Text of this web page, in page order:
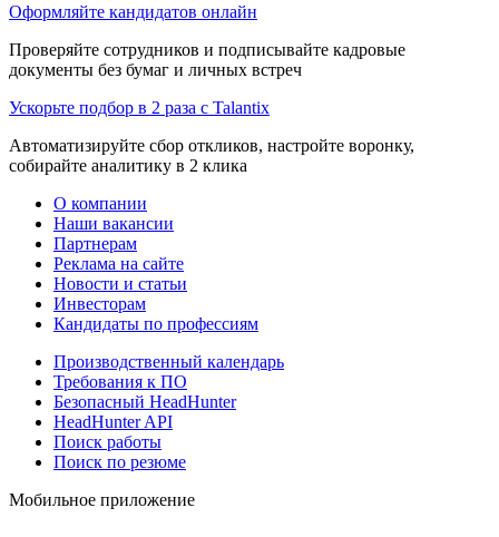
Оформляйте кандидатов онлайн
Проверяйте сотрудников и подписывайте кадровые
документы без бумаг и личных встреч
Ускорьте подбор в 2 раза с Talantix
Автоматизируйте сбор откликов, настройте воронку,
собирайте аналитику в 2 клика
О компании
Наши вакансии
Партнерам
Реклама на сайте
Новости и статьи
Инвесторам
Кандидаты по профессиям
Производственный календарь
Требования к ПО
Безопасный HeadHunter
HeadHunter API
Поиск работы
Поиск по резюме
Мобильное приложение